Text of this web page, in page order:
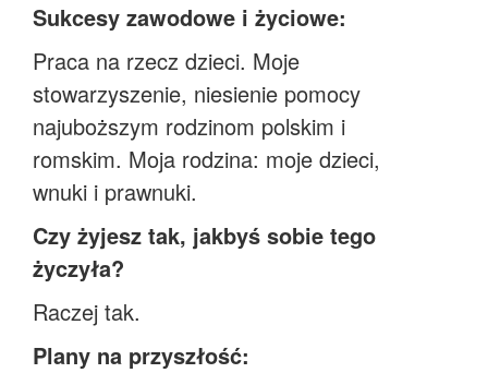
Sukcesy zawodowe i życiowe:
Praca na rzecz dzieci. Moje
stowarzyszenie, niesienie pomocy
najuboższym rodzinom polskim i
romskim. Moja rodzina: moje dzieci,
wnuki i prawnuki.
Czy żyjesz tak, jakbyś sobie tego
życzyła?
Raczej tak.
Plany na przyszłość: